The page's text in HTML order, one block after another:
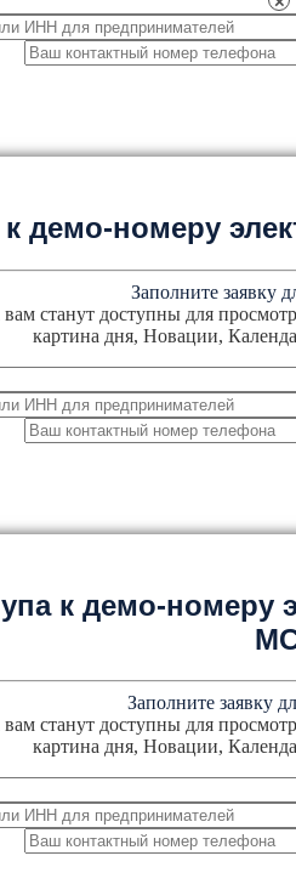
к демо-номеру
Заполните заявку
станут доступны для
картина дня, Новации,
к демо-номеру
Заполните заявку
станут доступны для
картина дня, Новации,